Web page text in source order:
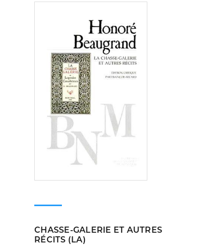
CHASSE-GALERIE ET AUTRES
RÉCITS (LA)